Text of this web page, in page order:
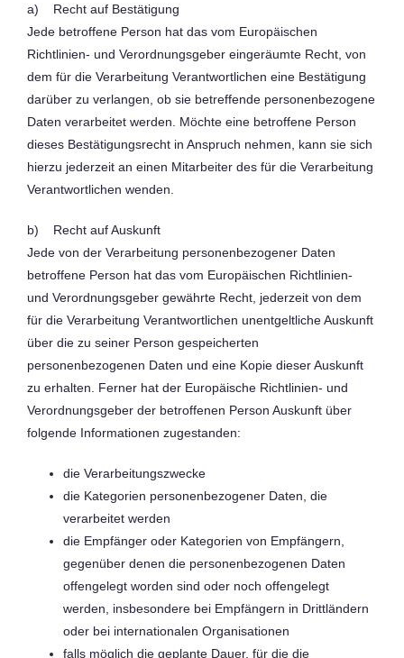
a) Recht auf Bestätigung
Jede betroffene Person hat das vom Europäischen
Richtlinien- und Verordnungsgeber eingeräumte Recht, von
dem für die Verarbeitung Verantwortlichen eine Bestätigung
darüber zu verlangen, ob sie betreffende personenbezogene
Daten verarbeitet werden. Möchte eine betroffene Person
dieses Bestätigungsrecht in Anspruch nehmen, kann sie sich
hierzu jederzeit an einen Mitarbeiter des für die Verarbeitung
Verantwortlichen wenden.
b) Recht auf Auskunft
Jede von der Verarbeitung personenbezogener Daten
betroffene Person hat das vom Europäischen Richtlinien-
und Verordnungsgeber gewährte Recht, jederzeit von dem
für die Verarbeitung Verantwortlichen unentgeltliche Auskunft
über die zu seiner Person gespeicherten
personenbezogenen Daten und eine Kopie dieser Auskunft
zu erhalten. Ferner hat der Europäische Richtlinien- und
Verordnungsgeber der betroffenen Person Auskunft über
folgende Informationen zugestanden:
die Verarbeitungszwecke
die Kategorien personenbezogener Daten, die
verarbeitet werden
die Empfänger oder Kategorien von Empfängern,
gegenüber denen die personenbezogenen Daten
offengelegt worden sind oder noch offengelegt
werden, insbesondere bei Empfängern in Drittländern
oder bei internationalen Organisationen
falls möglich die geplante Dauer, für die die